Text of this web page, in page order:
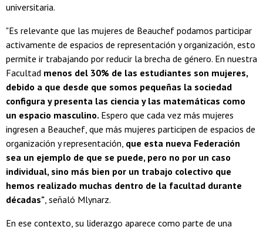
universitaria.
"Es relevante que las mujeres de Beauchef podamos participar
activamente de espacios de representación y organización, esto
permite ir trabajando por reducir la brecha de género. En nuestra
Facultad menos del 30% de las estudiantes son mujeres,
debido a que desde que somos pequeñas la sociedad
configura y presenta las ciencia y las matemáticas como
un espacio masculino. Espero que cada vez más mujeres
ingresen a Beauchef, que más mujeres participen de espacios de
organización y representación, que esta nueva Federación
sea un ejemplo de que se puede, pero no por un caso
individual, sino más bien por un trabajo colectivo que
hemos realizado muchas dentro de la facultad durante
décadas" , señaló Mlynarz.
En ese contexto, su liderazgo aparece como parte de una